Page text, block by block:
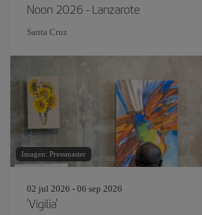
Noon 2026 - Lanzarote
Santa Cruz
Imagen: Pressmaster
02 jul 2026 - 06 sep 2026
'Vigilia'